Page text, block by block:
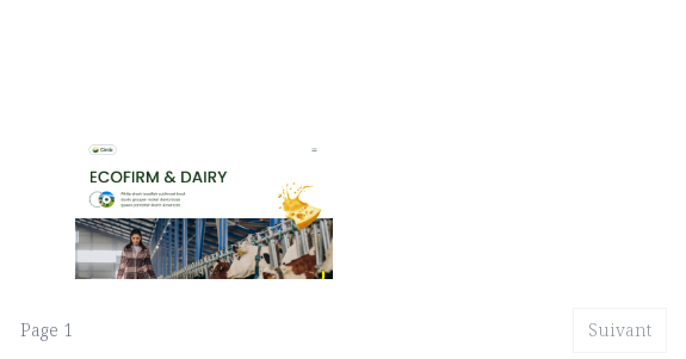
29.00 $120+
3 catégories14 fonctionnalités2 styles
Page 1 Suivant